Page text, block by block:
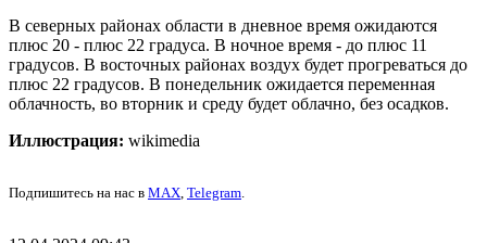
В северных районах области в дневное время ожидаются
плюс 20 - плюс 22 градуса. В ночное время - до плюс 11
градусов. В восточных районах воздух будет прогреваться до
плюс 22 градусов. В понедельник ожидается переменная
облачность, во вторник и среду будет облачно, без осадков.
Иллюстрация: wikimedia
Подпишитесь на нас в MAX, Telegram.